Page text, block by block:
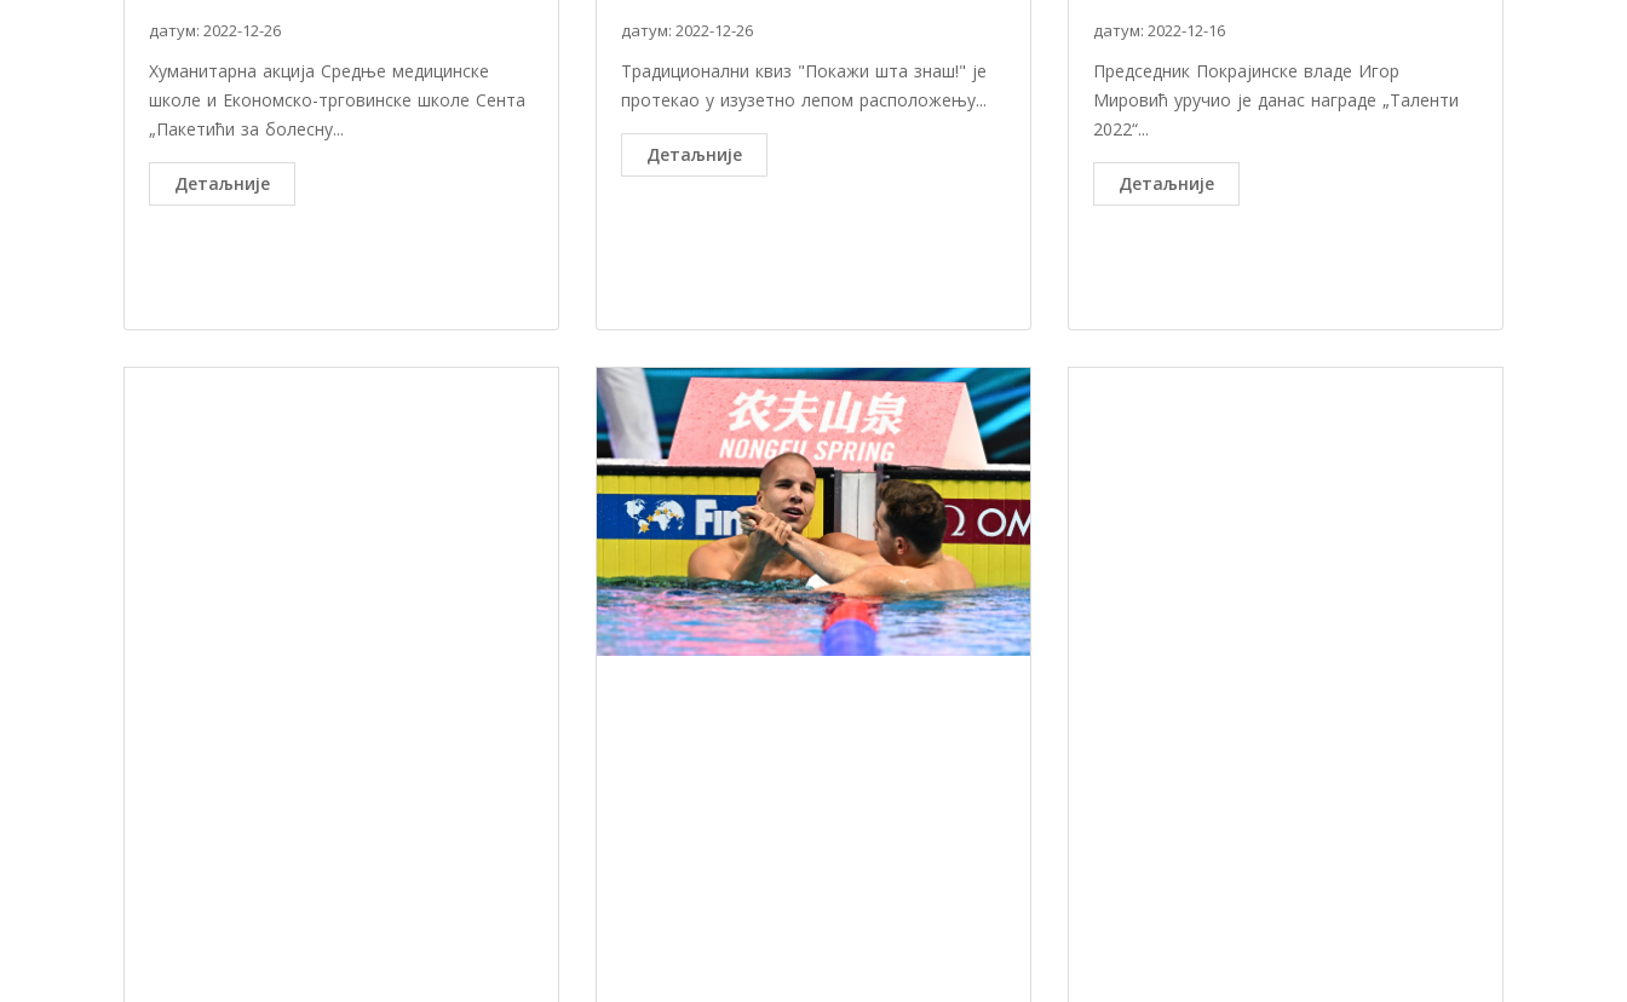
датум: 2022-12-26
Хуманитарна акција Средње медицинске
школе и Економско-трговинске школе Сента
„Пакетићи за болесну...
Детаљније
датум: 2022-12-26
Традиционални квиз "Покажи шта знаш!" је
протекао у изузетно лепом расположењу...
Детаљније
датум: 2022-12-16
Председник Покрајинске владе Игор
Мировић уручио је данас награде „Таленти
2022“...
Детаљније